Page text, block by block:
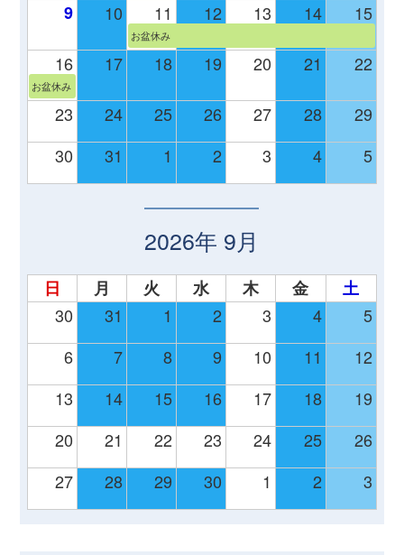
9
10 11 12 13 14 15
お盆休み
16 17 18 19 20 21 22
お盆休み
23 24 25 26 27 28
29
30
31 1 2 3 4 5
2026年 9月
日 月 火 水 木 金
土
30
31 1 2 3 4
5
6
7 8 9 10 11
12
13
14 15 16 17 18
19
20
21 22 23 24 25
26
27
28 29 30 1 2 3